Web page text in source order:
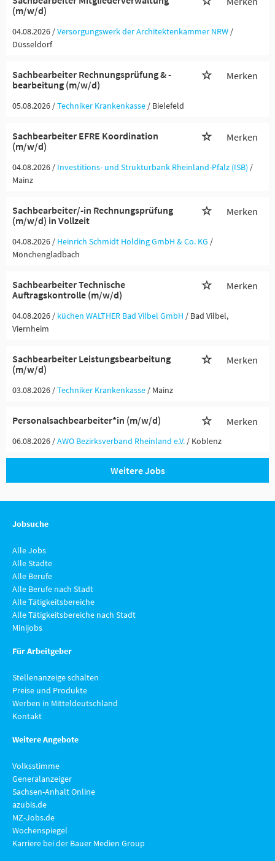
(m/w/d)
04.08.2026 /Versorgungswerk der Architektenkammer NRW /
Düsseldorf
Sachbearbeiter Rechnungsprüfung & -
bearbeitung (m/w/d)
Merken
05.08.2026 /Techniker Krankenkasse / Bielefeld
Sachbearbeiter EFRE Koordination
(m/w/d)
Merken
04.08.2026 / Investitions- und Strukturbank Rheinland-Pfalz (ISB) /
Mainz
Sachbearbeiter/-in Rechnungsprüfung
(m/w/d) in Vollzeit
Merken
04.08.2026 / Heinrich Schmidt Holding GmbH & Co. KG /
Mönchengladbach
Sachbearbeiter Technische
Auftragskontrolle (m/w/d)
Merken
04.08.2026 / küchen WALTHER Bad Vilbel GmbH / Bad Vilbel,
Viernheim
Sachbearbeiter Leistungsbearbeitung
(m/w/d)
Merken
03.08.2026 /Techniker Krankenkasse / Mainz
Personalsachbearbeiter*in (m/w/d) Merken
06.08.2026 /AWO Bezirksverband Rheinland e.V. / Koblenz
Weitere Jobs
Jobsuche
Alle Jobs
Alle Städte
Alle Berufe
Alle Berufe nach Stadt
Alle Tätigkeitsbereiche
Alle Tätigkeitsbereiche nach Stadt
Minijobs
Für Arbeitgeber
Stellenanzeige schalten
Preise und Produkte
Werben in Mitteldeutschland
Kontakt
Weitere Angebote
Volksstimme
Generalanzeiger
Sachsen-Anhalt Online
azubis.de
MZ-Jobs.de
Wochenspiegel
Karriere bei der Bauer Medien Group